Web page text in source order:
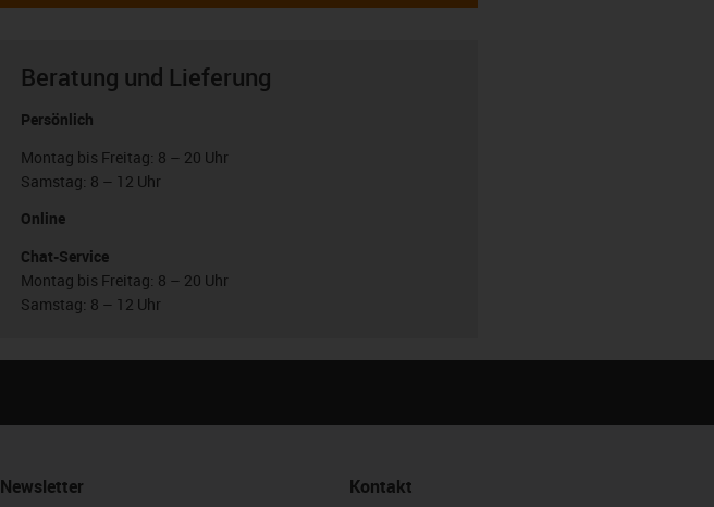
Beratung und Lieferung
Persönlich
Montag bis Freitag: 8 – 20 Uhr
Samstag: 8 – 12 Uhr
Online
Chat-Service
Montag bis Freitag: 8 – 20 Uhr
Samstag: 8 – 12 Uhr
Newsletter Kontakt